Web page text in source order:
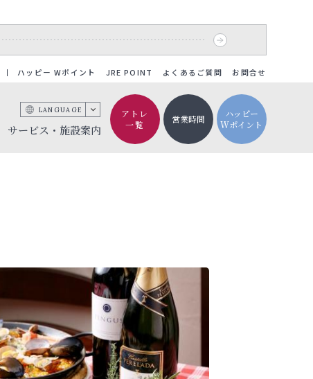
ハッピー Wポイント JRE POINT よくあるご質問 お問合せ
サービス・施設案内
LANGUAGE
アトレ
一覧
営業時間
ハッピー
Wポイント